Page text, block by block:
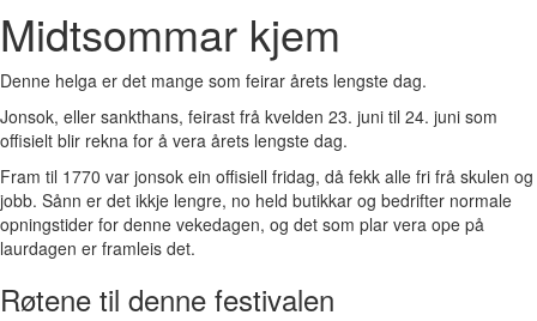
Midtsommar kjem
Denne helga er det mange som feirar årets lengste dag.
Jonsok, eller sankthans, feirast frå kvelden 23. juni til 24. juni som
offisielt blir rekna for å vera årets lengste dag.
Fram til 1770 var jonsok ein offisiell fridag, då fekk alle fri frå skulen og
jobb. Sånn er det ikkje lengre, no held butikkar og bedrifter normale
opningstider for denne vekedagen, og det som plar vera ope på
laurdagen er framleis det.
Røtene til denne festivalen